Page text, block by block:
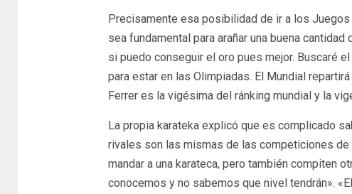
Precisamente esa posibilidad de ir a los
sea fundamental para arañar una buena
si puedo conseguir el oro pues mejor. Buscaré
para estar en las Olimpiadas. El Mundial
Ferrer es la vigésima del ránking mundial y la
La propia karateka explicó que es complicado
rivales son las mismas de las competiciones
mandar a una karateca, pero también compiten
conocemos y no sabemos que nivel tendrán».